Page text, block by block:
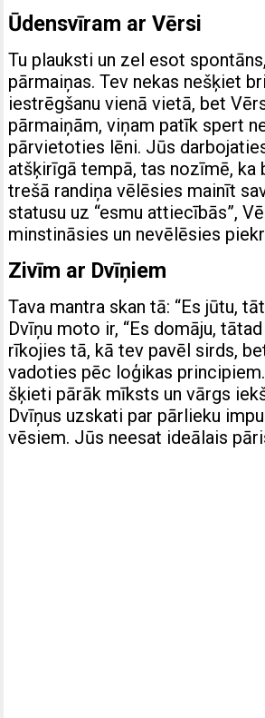
Ūdensvīram ar Vērsi
Tu plauksti un zel esot
pārmaiņas. Tev nekas nešķiet
iestrēgšanu vienā vietā, bet
pārmaiņām, viņam patīk spert
pārvietoties lēni. Jūs
atšķirīgā tempā, tas nozīmē, ka
trešā randiņa vēlēsies mainīt
statusu uz “esmu attiecībās”,
minstināsies un nevēlēsies
Zivīm ar Dvīņiem
Tava mantra skan tā: “Es jūtu,
Dvīņu moto ir, “Es domāju, tātad
rīkojies tā, kā tev pavēl sirds,
vadoties pēc loģikas
šķieti pārāk mīksts un vārgs
Dvīņus uzskati par pārlieku
vēsiem. Jūs neesat ideālais